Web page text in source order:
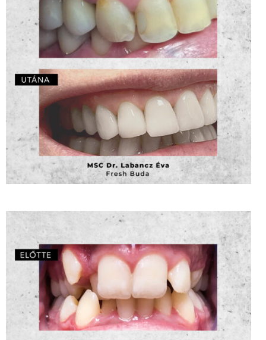
Direkt héjak – MSC Dr. Labancz Éva
ZOOM 2LIKES
Fogszabályozás – Dr. Deseő Kinga